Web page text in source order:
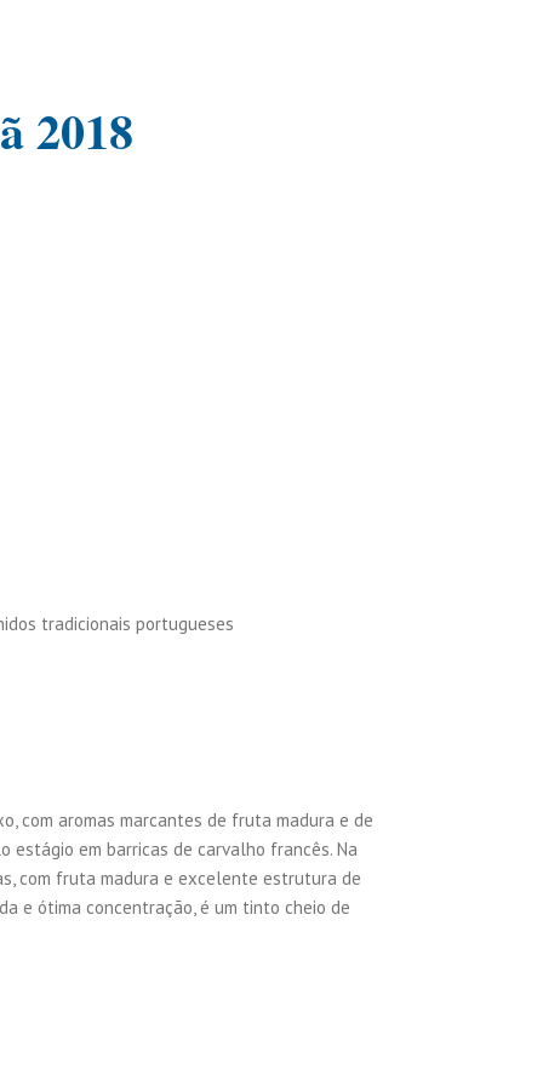
2018
tradicionais portugueses
com aromas marcantes de fruta madura e de
estágio em barricas de carvalho francês. Na
com fruta madura e excelente estrutura de
e ótima concentração, é um tinto cheio de